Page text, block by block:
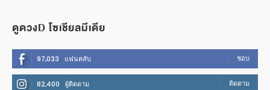
ดูดวงD โซเชียลมีเดีย
97,033 แฟนคลับ ชอบ
82,400 ผู้ติดตาม ติดตาม